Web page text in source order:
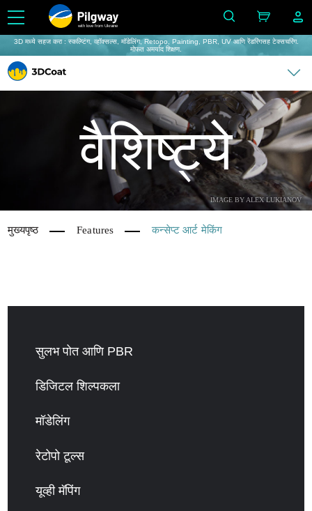
with love from Ukraine
3D मध्ये सहज करा : स्कल्प्टिंग, व्हॉक्सल्स, मॉडेलिंग, Retopo, Painting, PBR, UV आणि रेंडरिंगसह टेक्सचरिंग.
मोफत अमर्याद शिक्षण.
IMAGE BY ALEX LUKIANOV
वैशिष्ट्ये
मुख्यपृष्ठ Features कन्सेप्ट आर्ट मेकिंग
सुलभ पोत आणि PBR
डिजिटल शिल्पकला
मॉडेलिंग
रेटोपो टूल्स
यूव्ही मॅपिंग